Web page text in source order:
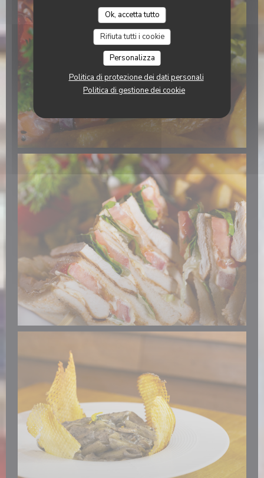
Ok, accetta tutto
Rifiuta tutti i cookie
Personalizza
Politica di protezione dei dati personali
Politica di gestione dei cookie